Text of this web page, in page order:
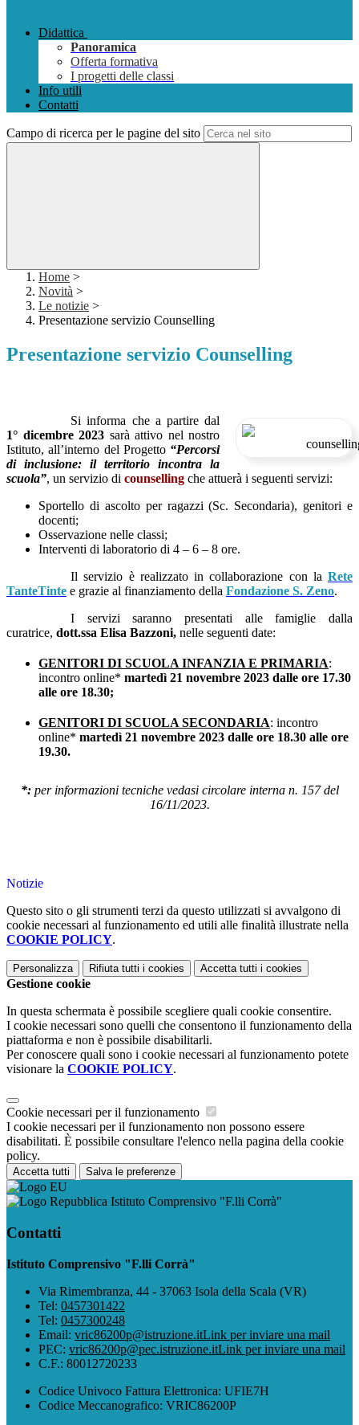
Didattica
Panoramica
Offerta formativa
I progetti delle classi
Info utili
Contatti
Campo di ricerca per le pagine del sito
Home >
Novità >
Le notizie >
Presentazione servizio Counselling
Presentazione servizio Counselling
Si informa che a partire dal
1° dicembre 2023 sarà attivo nel nostro
Istituto, all’interno del Progetto “Percorsi
di inclusione: il territorio incontra la
scuola”, un servizio di counselling che attuerà i seguenti servizi:
Sportello di ascolto per ragazzi (Sc. Secondaria), genitori e
docenti;
Osservazione nelle classi;
Interventi di laboratorio di 4 – 6 – 8 ore.
Il servizio è realizzato in collaborazione con la Rete
TanteTinte e grazie al finanziamento della Fondazione S. Zeno.
I servizi saranno presentati alle famiglie dalla
curatrice, dott.ssa Elisa Bazzoni, nelle seguenti date:
GENITORI DI SCUOLA INFANZIA E PRIMARIA:
incontro online* martedì 21 novembre 2023 dalle ore 17.30
alle ore 18.30;
GENITORI DI SCUOLA SECONDARIA: incontro
online* martedì 21 novembre 2023 dalle ore 18.30 alle ore
19.30.
*: per informazioni tecniche vedasi circolare interna n. 157 del
16/11/2023.
Notizie
Questo sito o gli strumenti terzi da questo utilizzati si avvalgono di
cookie necessari al funzionamento ed utili alle finalità illustrate nella
COOKIE POLICY.
Personalizza Rifiuta tutti i cookies Accetta tutti i cookies
Gestione cookie
In questa schermata è possibile scegliere quali cookie consentire.
I cookie necessari sono quelli che consentono il funzionamento della
piattaforma e non è possibile disabilitarli.
Per conoscere quali sono i cookie necessari al funzionamento potete
visionare la COOKIE POLICY.
Cookie necessari per il funzionamento
I cookie necessari per il funzionamento non possono essere
disabilitati. È possibile consultare l'elenco nella pagina della cookie
policy.
Accetta tutti Salva le preferenze
Istituto Comprensivo "F.lli Corrà"
Contatti
Istituto Comprensivo "F.lli Corrà"
Via Rimembranza, 44 - 37063 Isola della Scala (VR)
Tel: 0457301422
Tel: 0457300248
Email: vric86200p@istruzione.itLink per inviare una mail
PEC: vric86200p@pec.istruzione.itLink per inviare una mail
C.F.: 80012720233
Codice Univoco Fattura Elettronica: UFIE7H
Codice Meccanografico: VRIC86200P